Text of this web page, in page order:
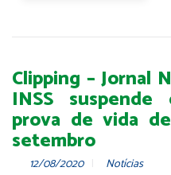
Clipping – Jornal
INSS suspende
prova de vida
setembro
12/08/2020 Notícias